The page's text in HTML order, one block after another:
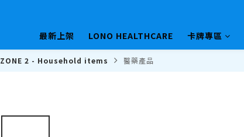
最新上架
LONO HEALTHCARE 卡牌專區
ZONE 2 - Household items 醫藥產品